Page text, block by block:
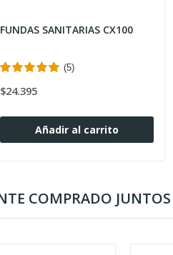
FUNDAS SANITARIAS CX100
(5)
$24.395
Añadir al carrito
COMPRADO JUNTOS